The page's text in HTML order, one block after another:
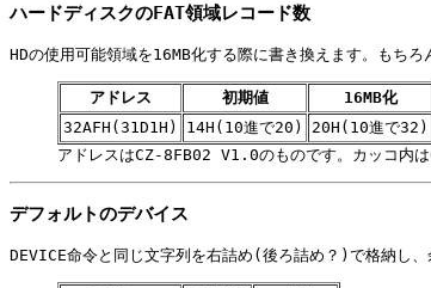
ハードディスクのFAT領域レコード数
HDの使用可能領域を16MB化する際に書き換えます。もち
アドレス 初期値
16MB化
32AFH(31D1H)
14H(10進で20)
20H(10進で32)
アドレスはCZ-8FB02 V1.0のものです。カッコ内
デフォルトのデバイス
DEVICE命令と同じ文字列を右詰め(後ろ詰め？)で格納し